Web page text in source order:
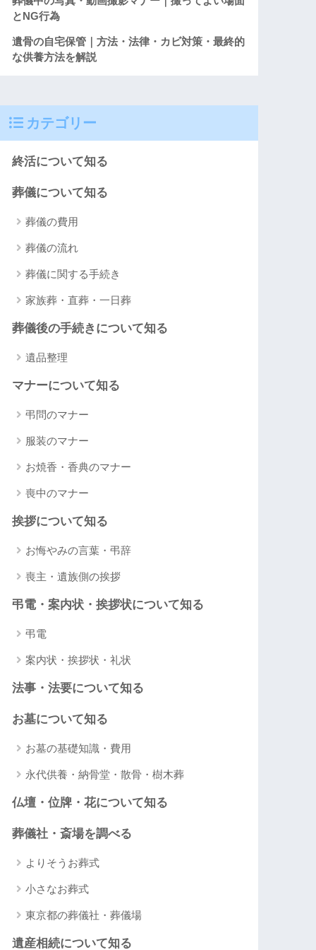
とNG行為
遺骨の自宅保管｜方法・法律・カビ対策・最終的
な供養方法を解説
カテゴリー
終活について知る
葬儀について知る
葬儀の費用
葬儀の流れ
葬儀に関する手続き
家族葬・直葬・一日葬
葬儀後の手続きについて知る
遺品整理
マナーについて知る
弔問のマナー
服装のマナー
お焼香・香典のマナー
喪中のマナー
挨拶について知る
お悔やみの言葉・弔辞
喪主・遺族側の挨拶
弔電・案内状・挨拶状について知る
弔電
案内状・挨拶状・礼状
法事・法要について知る
お墓について知る
お墓の基礎知識・費用
永代供養・納骨堂・散骨・樹木葬
仏壇・位牌・花について知る
葬儀社・斎場を調べる
よりそうお葬式
小さなお葬式
東京都の葬儀社・葬儀場
遺産相続について知る